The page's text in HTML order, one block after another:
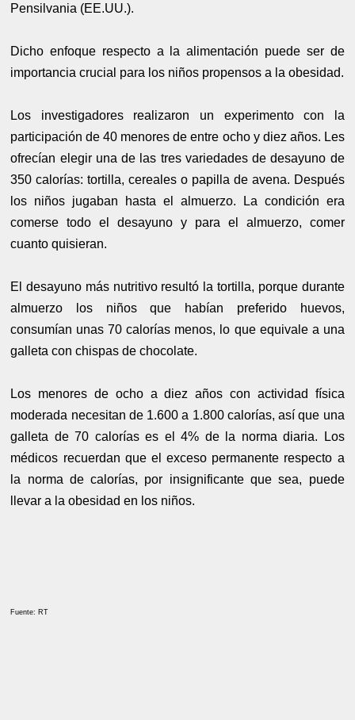
Pensilvania (EE.UU.).
Dicho enfoque respecto a la alimentación puede ser de
importancia crucial para los niños propensos a la obesidad.
Los investigadores realizaron un experimento con la
participación de 40 menores de entre ocho y diez años. Les
ofrecían elegir una de las tres variedades de desayuno de
350 calorías: tortilla, cereales o papilla de avena. Después
los niños jugaban hasta el almuerzo. La condición era
comerse todo el desayuno y para el almuerzo, comer
cuanto quisieran.
El desayuno más nutritivo resultó la tortilla, porque durante
almuerzo los niños que habían preferido huevos,
consumían unas 70 calorías menos, lo que equivale a una
galleta con chispas de chocolate.
Los menores de ocho a diez años con actividad física
moderada necesitan de 1.600 a 1.800 calorías, así que una
galleta de 70 calorías es el 4% de la norma diaria. Los
médicos recuerdan que el exceso permanente respecto a
la norma de calorías, por insignificante que sea, puede
llevar a la obesidad en los niños.
Fuente: RT